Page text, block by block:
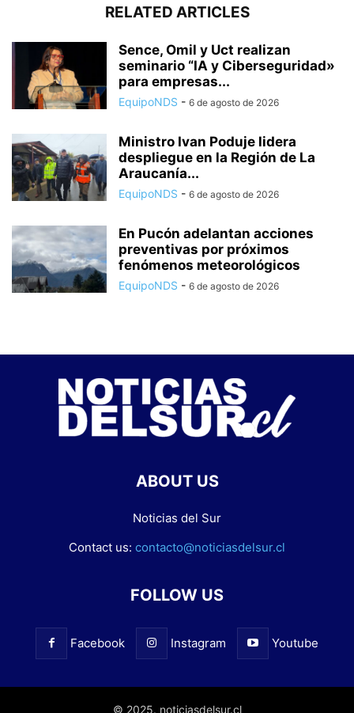
RELATED ARTICLES
Sence, Omil y Uct realizan
seminario “IA y Ciberseguridad»
para empresas...
EquipoNDS - 6 de agosto de 2026
Ministro Ivan Poduje lidera
despliegue en la Región de La
Araucanía...
EquipoNDS - 6 de agosto de 2026
En Pucón adelantan acciones
preventivas por próximos
fenómenos meteorológicos
EquipoNDS - 6 de agosto de 2026
ABOUT US
Noticias del Sur
Contact us: contacto@noticiasdelsur.cl
FOLLOW US
Facebook Instagram Youtube
© 2025. noticiasdelsur.cl